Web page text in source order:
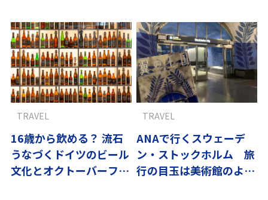
16歳から飲める？ 流石
うなづくドイツのビール
文化とオクトーバーフェ
TRAVEL
ANAで行くスウェーデ
ン・ストックホルム 旅
行の目玉は美術館のよう
TRAVEL